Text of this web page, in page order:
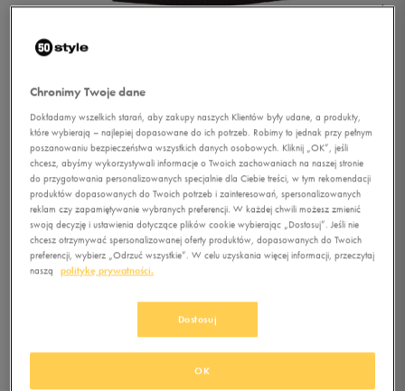
1/1
NIKE CZAPKA NSW
WINTERIZE POM BEANIE
0.0 (0 )
złz Vat
+ 0 PKT WKLUBIE 50 STYLE
Produkt niedostępny
Jeśli artykuł będzie ponownie dostępny, otrzymasz od nas powiadomienie.
Chronimy Twoje dane
Dokładamy wszelkich starań, aby zakupy naszych Klientów były udane, a produkty,
które wybierają – najlepiej dopasowane do ich potrzeb. Robimy to jednak przy pełnym
poszanowaniu bezpieczeństwa wszystkich danych osobowych. Kliknij „OK”, jeśli
chcesz, abyśmy wykorzystywali informacje o Twoich zachowaniach na naszej stronie
do przygotowania personalizowanych specjalnie dla Ciebie treści, w tym rekomendacji
produktów dopasowanych do Twoich potrzeb i zainteresowań, spersonalizowanych
reklam czy zapamiętywanie wybranych preferencji. W każdej chwili możesz zmienić
swoją decyzję i ustawienia dotyczące plików cookie wybierając „Dostosuj”. Jeśli nie
chcesz otrzymywać spersonalizowanej oferty produktów, dopasowanych do Twoich
preferencji, wybierz „Odrzuć wszystkie”. W celu uzyskania więcej informacji, przeczytaj
naszą politykę prywatności.
Dostosuj
OK